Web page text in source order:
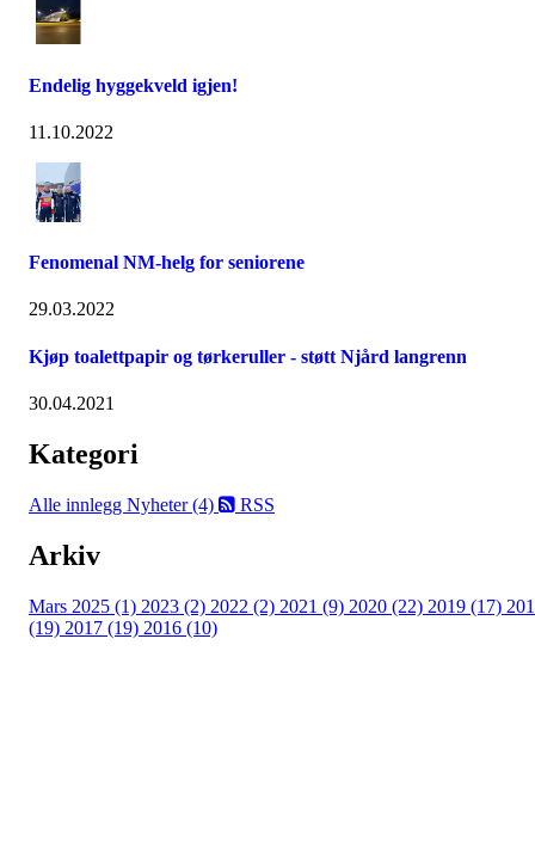
Endelig hyggekveld igjen!
11.10.2022
Fenomenal NM-helg for seniorene
29.03.2022
Kjøp toalettpapir og tørkeruller - støtt Njård langrenn
30.04.2021
Kategori
Alle innlegg Nyheter (4) RSS
Arkiv
Mars 2025 (1) 2023 (2) 2022 (2) 2021 (9) 2020 (22) 2019 (17)
(19) 2017 (19) 2016 (10)